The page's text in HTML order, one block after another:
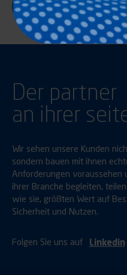
Der partner
an ihrer
Wir sehen unsere Kunden
sondern bauen mit ihnen
Anforderungen voraussehen
ihrer Branche begleiten,
wie sie, größten Wert auf
Sicherheit und Nutzen.
Folgen Sie uns auf Linkedin